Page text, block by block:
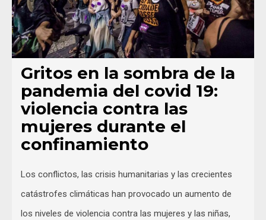
Gritos en la sombra de la
pandemia del covid 19:
violencia contra las
mujeres durante el
confinamiento
Los conflictos, las crisis humanitarias y las crecientes
catástrofes climáticas han provocado un aumento de
los niveles de violencia contra las mujeres y las niñas,